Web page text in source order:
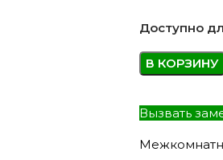
Доступно
В КОРЗИНУ
Вызвать